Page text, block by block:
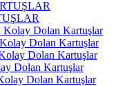
Dolan Kartuşlar
Dolan Kartuşlar
Dolan Kartuşlar
Dolan Kartuşlar
Dolan Kartuşlar